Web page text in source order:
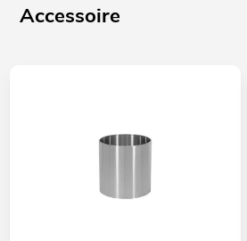
Accessoire